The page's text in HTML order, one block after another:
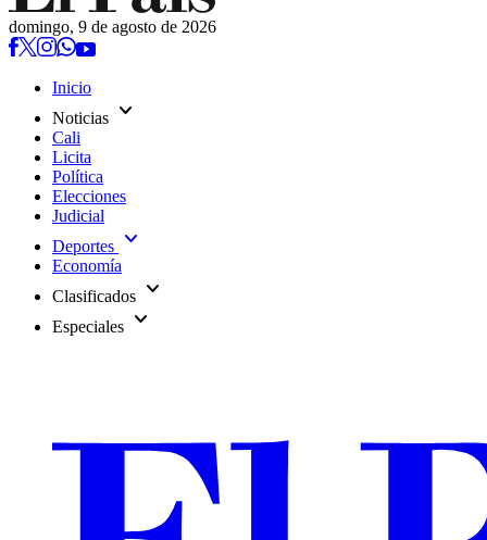
domingo, 9 de agosto de 2026
Inicio
Noticias expand_more
Cali
Licita
Política
Elecciones
Judicial
Deportes expand_more
Economía
Clasificados expand_more
Especiales expand_more